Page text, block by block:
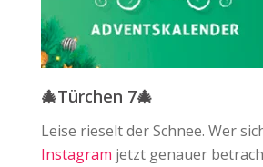
🎄Türchen 7🎄
Leise rieselt der Schnee. Wer
Instagram jetzt genauer